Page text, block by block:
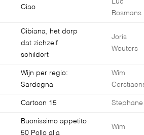
Ciao
Luc
Bosmans
Cibiana, het dorp
dat zichzelf
schildert
Joris
Wouters
Wijn per regio:
Sardegna
Wim
Cartoon 15 Stephane
Buonissimo appetito
50 Pollo alla
Wim